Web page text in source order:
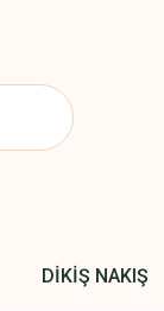
DİKİŞ NAKIŞ